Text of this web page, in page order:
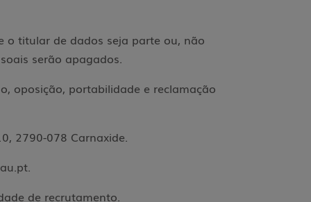
o titular de dados seja parte ou, não
serão apagados.
oposição, portabilidade e reclamação
2790-078 Carnaxide.
de recrutamento.